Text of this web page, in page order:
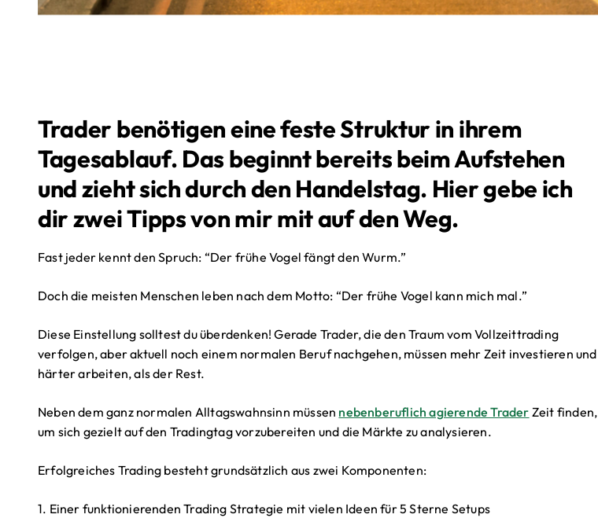
Trader benötigen eine feste Struktur in ihrem
Tagesablauf. Das beginnt bereits beim Aufstehen
und zieht sich durch den Handelstag. Hier gebe ich
dir zwei Tipps von mir mit auf den Weg.
Fast jeder kennt den Spruch: “Der frühe Vogel fängt den Wurm.”
Doch die meisten Menschen leben nach dem Motto: “Der frühe Vogel kann mich mal.”
Diese Einstellung solltest du überdenken! Gerade Trader, die den Traum vom Vollzeittrading
verfolgen, aber aktuell noch einem normalen Beruf nachgehen, müssen mehr Zeit investieren und
härter arbeiten, als der Rest.
Neben dem ganz normalen Alltagswahnsinn müssen nebenberuflich agierende Trader Zeit finden,
um sich gezielt auf den Tradingtag vorzubereiten und die Märkte zu analysieren.
Erfolgreiches Trading besteht grundsätzlich aus zwei Komponenten:
1. Einer funktionierenden Trading Strategie mit vielen Ideen für 5 Sterne Setups